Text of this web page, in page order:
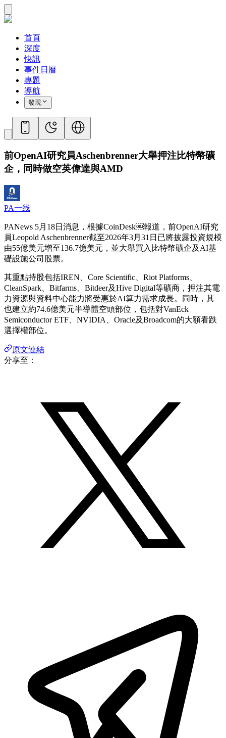
首頁
深度
快訊
事件日曆
專題
導航
發現
前OpenAI研究員Aschenbrenner大舉押注比特幣礦
企，同時做空英偉達與AMD
PA一线
PANews 5月18日消息，根據CoinDesk￼報道，前OpenAI研究
員Leopold Aschenbrenner截至2026年3月31日已將披露投資規模
由55億美元增至136.7億美元，並大舉買入比特幣礦企及AI基
礎設施公司股票。
其重點持股包括IREN、Core Scientific、Riot Platforms、
CleanSpark、Bitfarms、Bitdeer及Hive Digital等礦商，押注其電
力資源與資料中心能力將受惠於AI算力需求成長。同時，其
也建立約74.6億美元半導體空頭部位，包括對VanEck
Semiconductor ETF、NVIDIA、Oracle及Broadcom的大額看跌
選擇權部位。
原文連結
分享至：